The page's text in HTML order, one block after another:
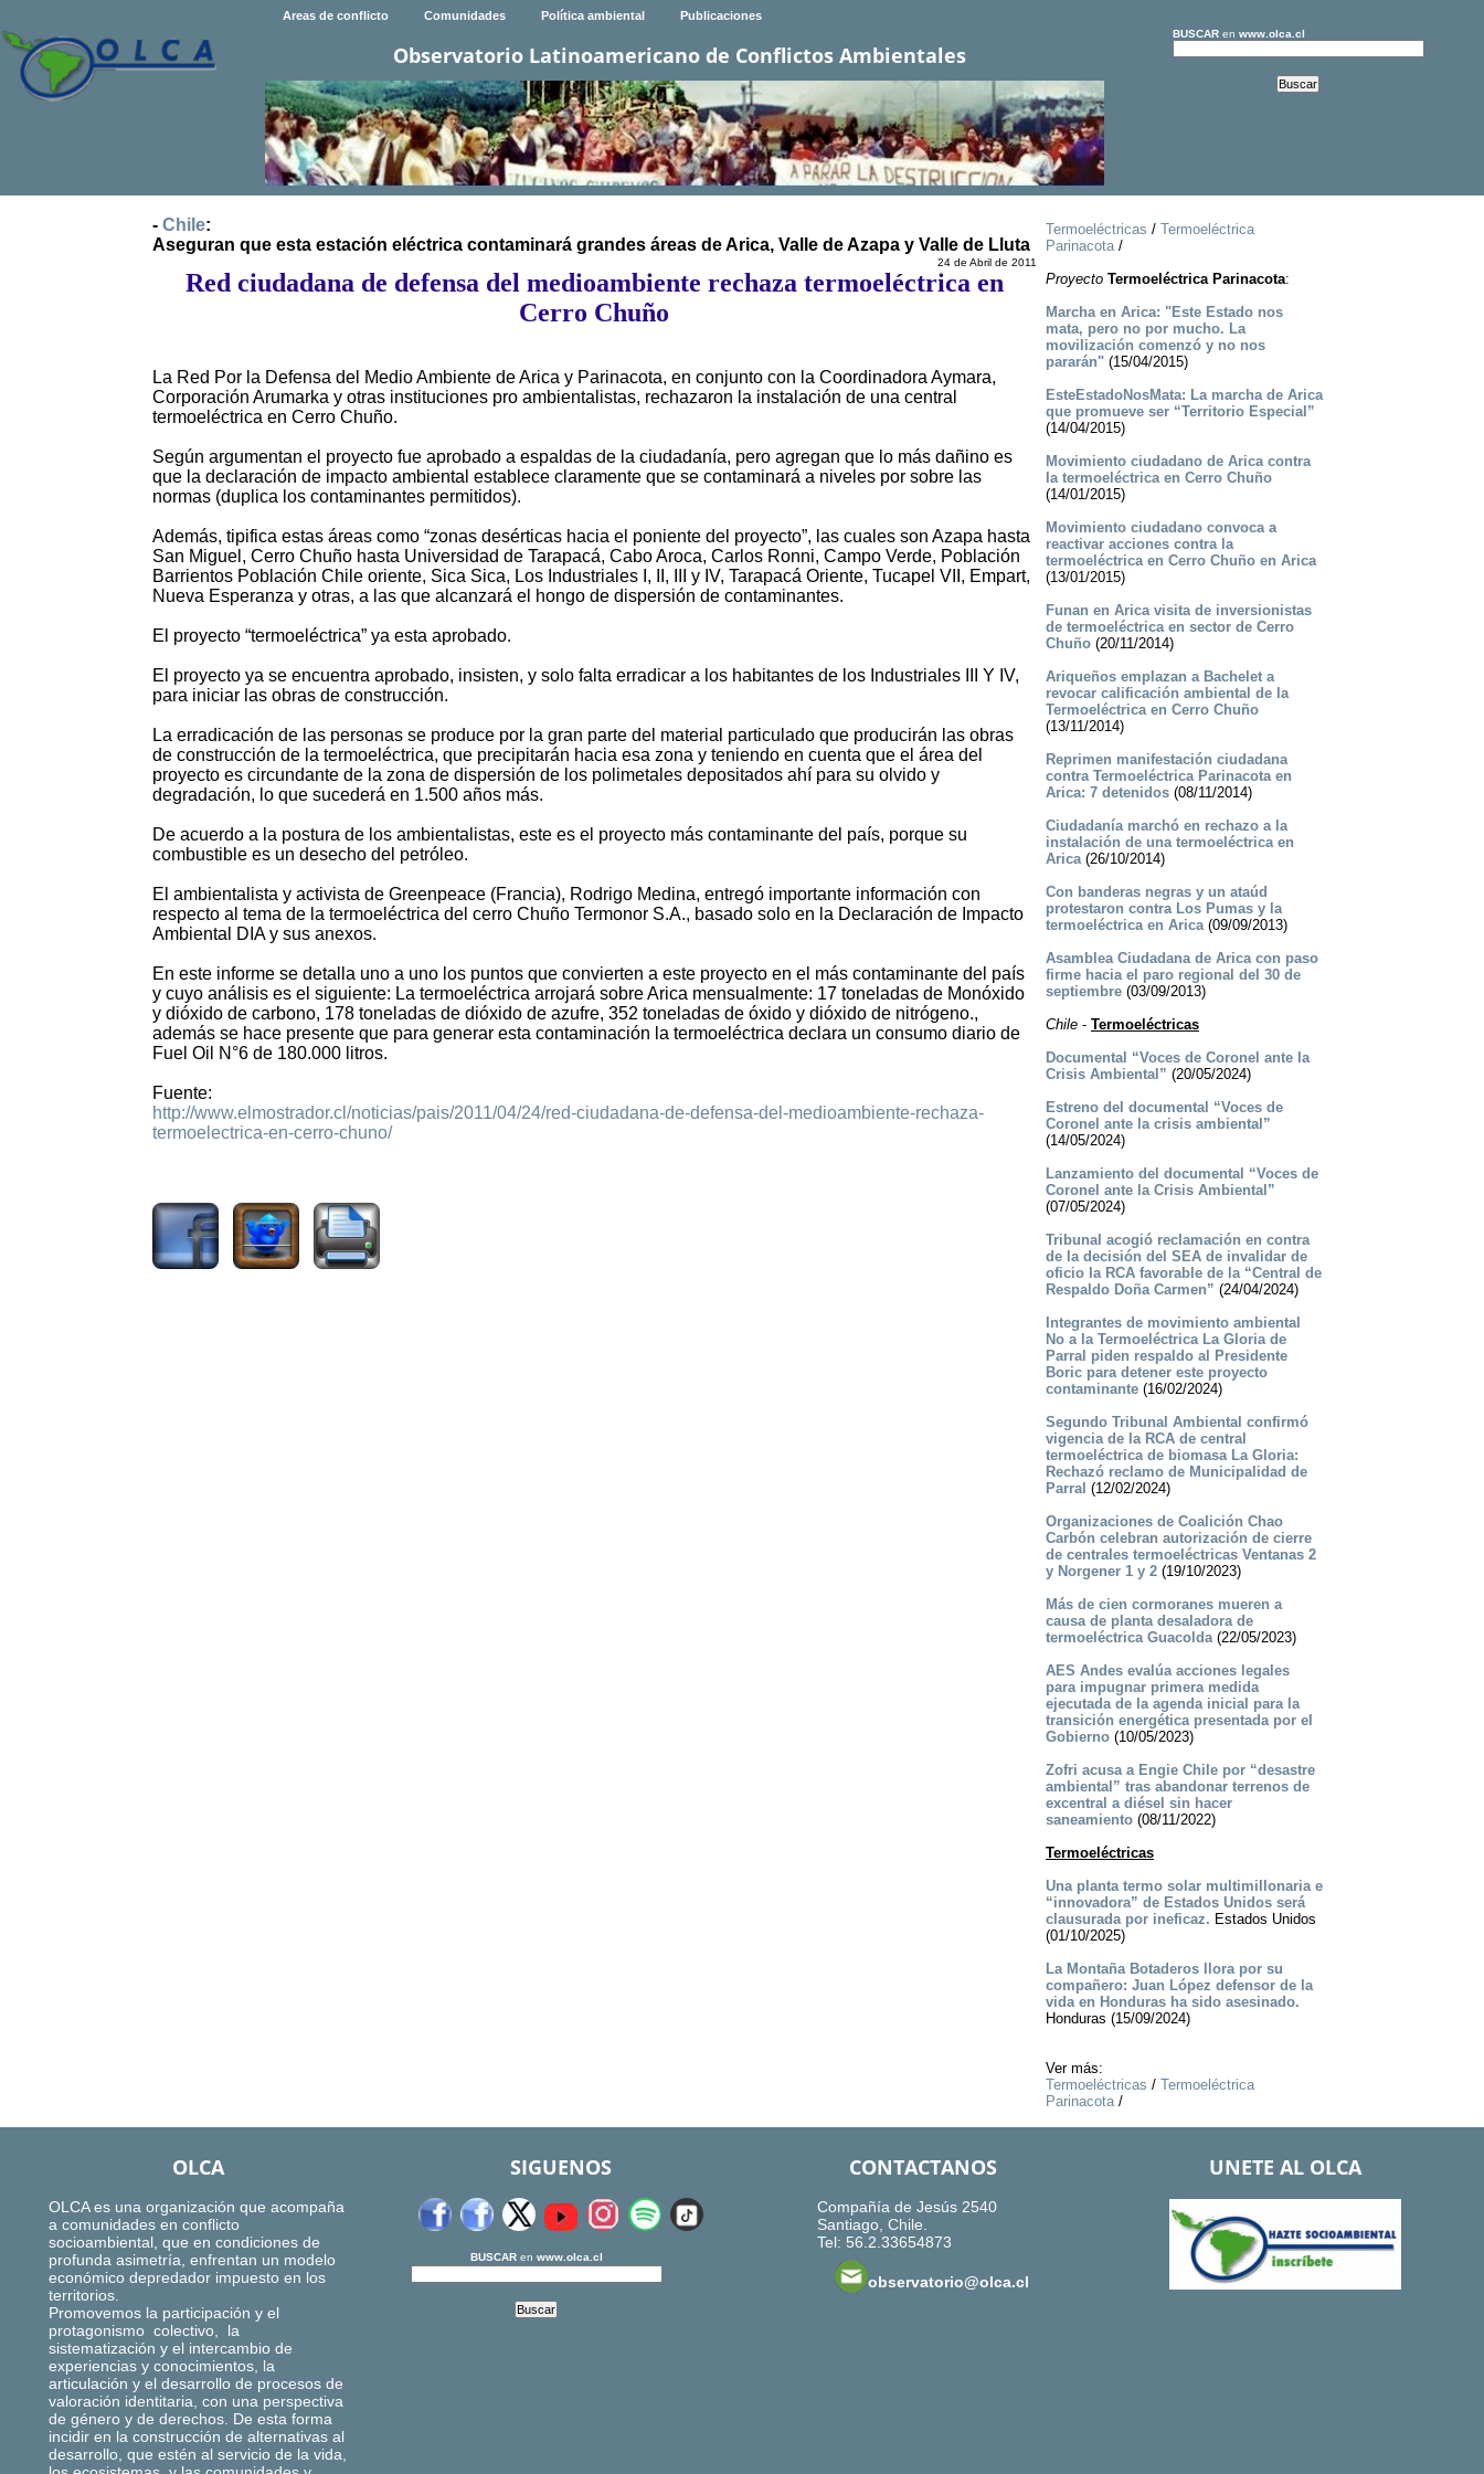
Areas de conflicto Comunidades Política ambiental Publicaciones
Observatorio Latinoamericano de Conflictos Ambientales
BUSCARen www.olca.cl
- Chile:
Aseguran que esta estación eléctrica contaminará grandes áreas de Arica, Valle de Azapa y Valle de Lluta
24 de Abril de 2011
Red ciudadana de defensa del medioambiente rechaza termoeléctrica en
Cerro Chuño
La Red Por la Defensa del Medio Ambiente de Arica y Parinacota, en conjunto con la Coordinadora Aymara,
Corporación Arumarka y otras instituciones pro ambientalistas, rechazaron la instalación de una central
termoeléctrica en Cerro Chuño.
Según argumentan el proyecto fue aprobado a espaldas de la ciudadanía, pero agregan que lo más dañino es
que la declaración de impacto ambiental establece claramente que se contaminará a niveles por sobre las
normas (duplica los contaminantes permitidos).
Además, tipifica estas áreas como “zonas desérticas hacia el poniente del proyecto”, las cuales son Azapa hasta
San Miguel, Cerro Chuño hasta Universidad de Tarapacá, Cabo Aroca, Carlos Ronni, Campo Verde, Población
Barrientos Población Chile oriente, Sica Sica, Los Industriales I, II, III y IV, Tarapacá Oriente, Tucapel VII, Empart,
Nueva Esperanza y otras, a las que alcanzará el hongo de dispersión de contaminantes.
El proyecto “termoeléctrica” ya esta aprobado.
El proyecto ya se encuentra aprobado, insisten, y solo falta erradicar a los habitantes de los Industriales III Y IV,
para iniciar las obras de construcción.
La erradicación de las personas se produce por la gran parte del material particulado que producirán las obras
de construcción de la termoeléctrica, que precipitarán hacia esa zona y teniendo en cuenta que el área del
proyecto es circundante de la zona de dispersión de los polimetales depositados ahí para su olvido y
degradación, lo que sucederá en 1.500 años más.
De acuerdo a la postura de los ambientalistas, este es el proyecto más contaminante del país, porque su
combustible es un desecho del petróleo.
El ambientalista y activista de Greenpeace (Francia), Rodrigo Medina, entregó importante información con
respecto al tema de la termoeléctrica del cerro Chuño Termonor S.A., basado solo en la Declaración de Impacto
Ambiental DIA y sus anexos.
En este informe se detalla uno a uno los puntos que convierten a este proyecto en el más contaminante del país
y cuyo análisis es el siguiente: La termoeléctrica arrojará sobre Arica mensualmente: 17 toneladas de Monóxido
y dióxido de carbono, 178 toneladas de dióxido de azufre, 352 toneladas de óxido y dióxido de nitrógeno.,
además se hace presente que para generar esta contaminación la termoeléctrica declara un consumo diario de
Fuel Oil N°6 de 180.000 litros.
Fuente:
http://www.elmostrador.cl/noticias/pais/2011/04/24/red-ciudadana-de-defensa-del-medioambiente-rechaza-
termoelectrica-en-cerro-chuno/
Termoeléctricas / Termoeléctrica
Parinacota/
Proyecto Termoeléctrica Parinacota:
Marcha en Arica: "Este Estado nos
mata, pero no por mucho. La
movilización comenzó y no nos
pararán"(15/04/2015)
EsteEstadoNosMata: La marcha de Arica
que promueve ser “Territorio Especial”
(14/04/2015)
Movimiento ciudadano de Arica contra
la termoeléctrica en Cerro Chuño
(14/01/2015)
Movimiento ciudadano convoca a
reactivar acciones contra la
termoeléctrica en Cerro Chuño en Arica
(13/01/2015)
Funan en Arica visita de inversionistas
de termoeléctrica en sector de Cerro
Chuño(20/11/2014)
Ariqueños emplazan a Bachelet a
revocar calificación ambiental de la
Termoeléctrica en Cerro Chuño
(13/11/2014)
Reprimen manifestación ciudadana
contra Termoeléctrica Parinacota en
Arica: 7 detenidos(08/11/2014)
Ciudadanía marchó en rechazo a la
instalación de una termoeléctrica en
Arica(26/10/2014)
Con banderas negras y un ataúd
protestaron contra Los Pumas y la
termoeléctrica en Arica(09/09/2013)
Asamblea Ciudadana de Arica con paso
firme hacia el paro regional del 30 de
septiembre(03/09/2013)
Chile- Termoeléctricas
Documental “Voces de Coronel ante la
Crisis Ambiental” (20/05/2024)
Estreno del documental “Voces de
Coronel ante la crisis ambiental”
(14/05/2024)
Lanzamiento del documental “Voces de
Coronel ante la Crisis Ambiental”
(07/05/2024)
Tribunal acogió reclamación en contra
de la decisión del SEA de invalidar de
oficio la RCA favorable de la “Central de
Respaldo Doña Carmen” (24/04/2024)
Integrantes de movimiento ambiental
No a la Termoeléctrica La Gloria de
Parral piden respaldo al Presidente
Boric para detener este proyecto
contaminante(16/02/2024)
Segundo Tribunal Ambiental confirmó
vigencia de la RCA de central
termoeléctrica de biomasa La Gloria:
Rechazó reclamo de Municipalidad de
Parral (12/02/2024)
Organizaciones de Coalición Chao
Carbón celebran autorización de cierre
de centrales termoeléctricas Ventanas 2
y Norgener 1 y 2(19/10/2023)
Más de cien cormoranes mueren a
causa de planta desaladora de
termoeléctrica Guacolda(22/05/2023)
AES Andes evalúa acciones legales
para impugnar primera medida
ejecutada de la agenda inicial para la
transición energética presentada por el
Gobierno(10/05/2023)
Zofri acusa a Engie Chile por “desastre
ambiental” tras abandonar terrenos de
excentral a diésel sin hacer
saneamiento(08/11/2022)
Termoeléctricas
Una planta termo solar multimillonaria e
“innovadora” de Estados Unidos será
clausurada por ineficaz. Estados Unidos
(01/10/2025)
La Montaña Botaderos llora por su
compañero: Juan López defensor de la
vida en Honduras ha sido asesinado.
Honduras (15/09/2024)
Ver más:
Termoeléctricas / Termoeléctrica
Parinacota/
OLCA
OLCA es una organización que acompaña
a comunidades en conflicto
socioambiental, que en condiciones de
profunda asimetría, enfrentan un modelo
económico depredador impuesto en los
territorios.
Promovemos la participación y el
protagonismo colectivo, la
sistematización y el intercambio de
experiencias y conocimientos, la
articulación y el desarrollo de procesos de
valoración identitaria, con una perspectiva
de género y de derechos. De esta forma
incidir en la construcción de alternativas al
desarrollo, que estén al servicio de la vida,
SIGUENOS
BUSCARen www.olca.cl
CONTACTANOS
Compañía de Jesús 2540
Santiago, Chile.
Tel: 56.2.33654873
observatorio@olca.cl
UNETE AL OLCA